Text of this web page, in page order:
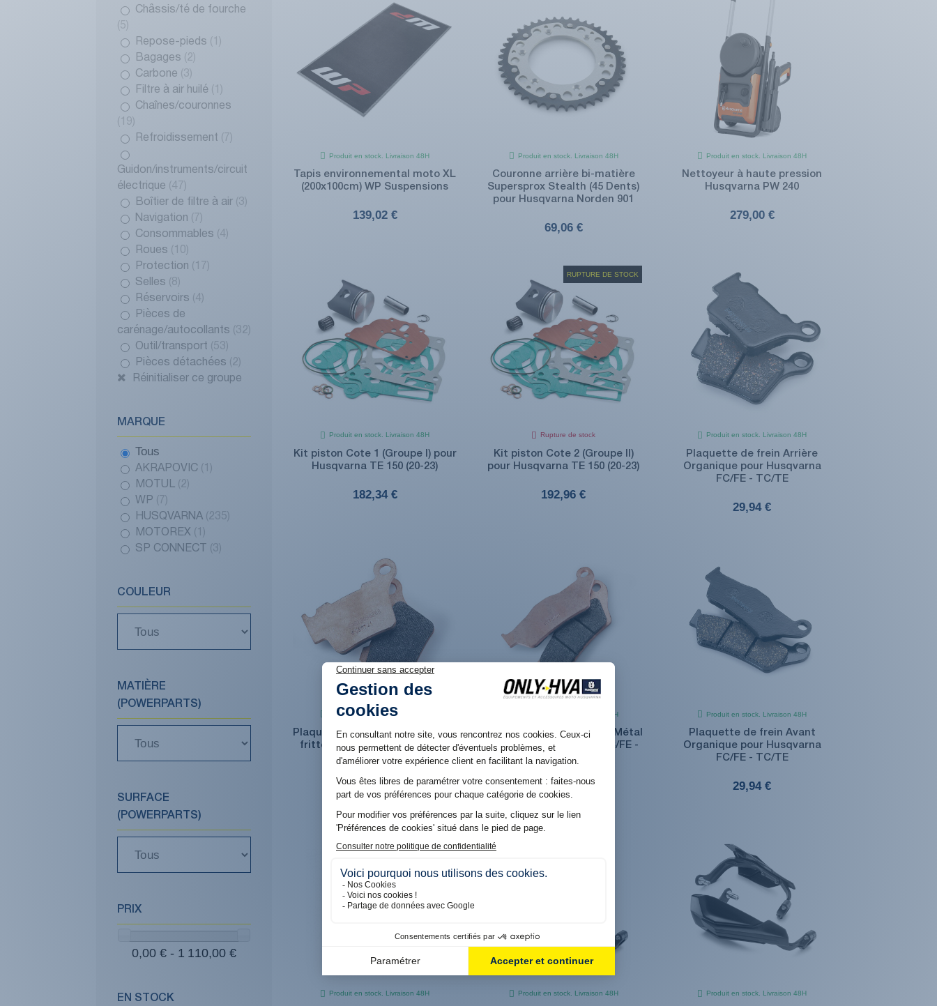
Châssis/té de fourche
(5)
Repose-pieds
Bagages
(2)
Carbone
(3)
Filtre à air huilé
Chaînes/couronnes
(19)
Refroidissement
(7)
Guidon/instruments/circuit
électrique
(47)
Boîtier de filtre à air
(3)
Navigation
(7)
Consommables
(4)
Roues
(10)
Protection
(17)
Selles
(8)
Réservoirs
(4)
Pièces de
carénage/autocollants
(32)
Outil/transport
(53)
Pièces détachées
(2)
Réinitialiser ce groupe
MARQUE
Tous
AKRAPOVIC
MOTUL
(2)
WP
(7)
HUSQVARNA
(235)
MOTOREX
SP CONNECT
(3)
COULEUR
MATIÈRE
(POWERPARTS)
SURFACE
(POWERPARTS)
PRIX
0,00 € - 1 110,00 €
EN STOCK
Produit en stock. Livraison 48H
Tapis environnemental moto XL
(200x100cm) WP Suspensions
139,02 €
Produit en stock. Livraison 48H
Couronne arrière bi-matière
Supersprox Stealth (45 Dents)
pour Husqvarna Norden 901
69,06 €
Produit en stock. Livraison 48H
Nettoyeur à haute pression
Husqvarna PW 240
279,00 €
Produit en stock. Livraison 48H
Kit piston Cote 1 (Groupe I) pour
Husqvarna TE 150 (20-23)
182,34 €
RUPTURE DE STOCK
Rupture de stock
Kit piston Cote 2 (Groupe II)
pour Husqvarna TE 150 (20-23)
192,96 €
Produit en stock. Livraison 48H
Plaquette de frein Arrière
Organique pour Husqvarna
FC/FE - TC/TE
29,94 €
Produit en stock. Livraison 48H
Plaquette de frein Arrière Métal
fritté pour Husqvarna FC/FE -
TC/TE
39,96 €
Produit en stock. Livraison 48H
Plaquette de frein Avant Métal
fritté pour Husqvarna FC/FE -
TC/TE
39,96 €
Produit en stock. Livraison 48H
Plaquette de frein Avant
Organique pour Husqvarna
FC/FE - TC/TE
29,94 €
Produit en stock. Livraison 48H Produit en stock. Livraison 48H Produit en stock. Livraison 48H